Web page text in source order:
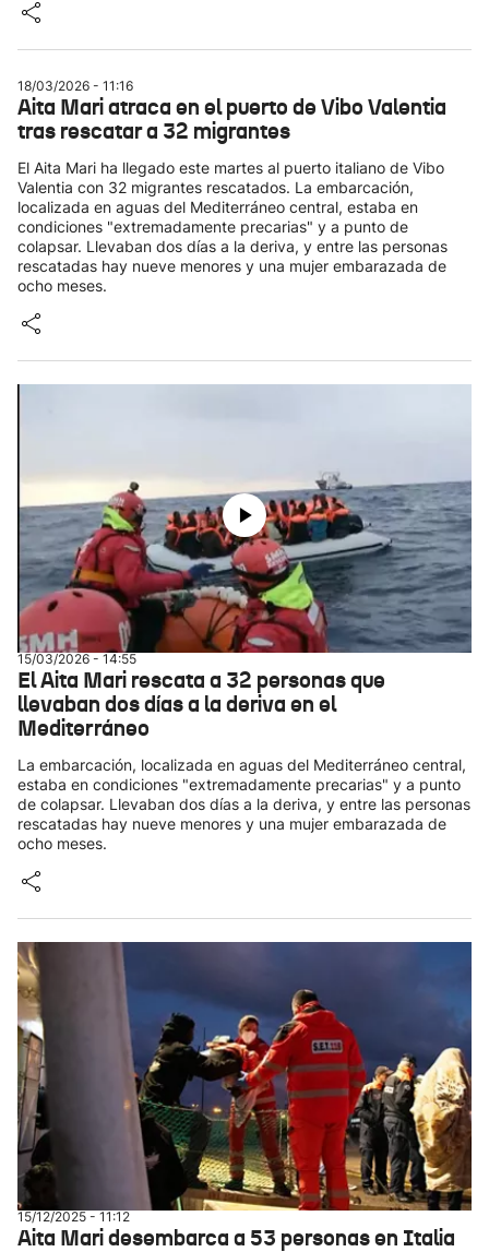
18/03/2026 - 11:16
Aita Mari atraca en el puerto de Vibo Valentia
tras rescatar a 32 migrantes
El Aita Mari ha llegado este martes al puerto italiano de Vibo
Valentia con 32 migrantes rescatados. La embarcación,
localizada en aguas del Mediterráneo central, estaba en
condiciones "extremadamente precarias" y a punto de
colapsar. Llevaban dos días a la deriva, y entre las personas
rescatadas hay nueve menores y una mujer embarazada de
ocho meses.
15/03/2026 - 14:55
El Aita Mari rescata a 32 personas que
llevaban dos días a la deriva en el
Mediterráneo
La embarcación, localizada en aguas del Mediterráneo central,
estaba en condiciones "extremadamente precarias" y a punto
de colapsar. Llevaban dos días a la deriva, y entre las personas
rescatadas hay nueve menores y una mujer embarazada de
ocho meses.
15/12/2025 - 11:12
Aita Mari desembarca a 53 personas en Italia